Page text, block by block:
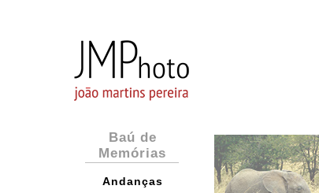
Baú de
Memórias
Andanças